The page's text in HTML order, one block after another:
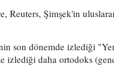
Reuters, Şimşek'in
son dönemde izlediği
izlediği daha ortodoks